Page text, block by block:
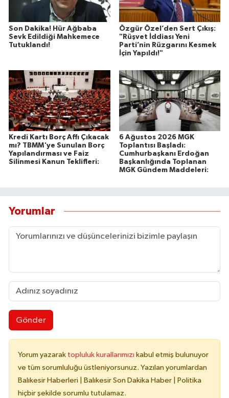
Son Dakika! Hür Ağbaba
Sevk Edildiği Mahkemece
Tutuklandı!
Özgür Özel’den Sert Çıkış:
"Rüşvet İddiası Yeni
Parti’nin Rüzgarını Kesmek
İçin Yapıldı!"
Kredi Kartı Borç Affı Çıkacak
mı? TBMM'ye Sunulan Borç
Yapılandırması ve Faiz
Silinmesi Kanun Teklifleri:
6 Ağustos 2026 MGK
Toplantısı Başladı:
Cumhurbaşkanı Erdoğan
Başkanlığında Toplanan
MGK Gündem Maddeleri:
Yorumlar
Gönder
Yorum yazarak topluluk kurallarımızı kabul etmiş bulunuyor
ve tüm sorumluluğu üstleniyorsunuz. Yazılan yorumlardan
Balıkesir Haberleri | Balıkesir Son Dakika Haber | Politika
hiçbir şekilde sorumlu tutulamaz.